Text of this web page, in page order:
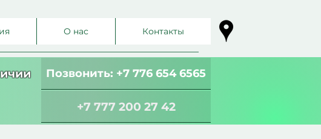
О нас Контакты
Позвонить: +7 776 654 6565
+7 777 200 27 42